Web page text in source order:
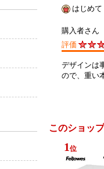
はじめて
購入者さん
評価
デザインは
ので、重い
このショッ
1 位